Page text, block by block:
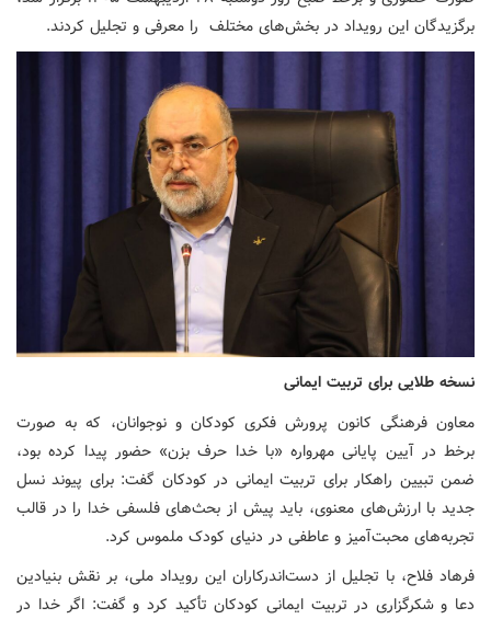
برگزیدگان این رویداد در بخش‌های مختلف را معرفی و تجلیل کردند.
نسخه طلایی برای تربیت ایمانی
معاون فرهنگی کانون پرورش فکری کودکان و نوجوانان، که به صورت
برخط در آیین پایانی مهرواره «با خدا حرف بزن» حضور پیدا کرده بود،‌
ضمن تبیین راهکار برای تربیت ایمانی در کودکان گفت: برای پیوند نسل
جدید با ارزش‌های معنوی، باید پیش از بحث‌های فلسفی خدا را در قالب
تجربه‌های محبت‌آمیز و عاطفی در دنیای کودک ملموس کرد.
فرهاد فلاح، با تجلیل از دست‌اندرکاران این رویداد ملی، بر نقش بنیادین
دعا و شکرگزاری در تربیت ایمانی کودکان تأکید کرد و گفت: اگر خدا در